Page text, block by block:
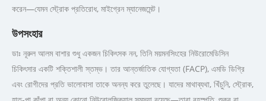
করেন—যেমন স্ট্রোক প্রতিরোধ, মাইগ্রেন ম্যানেজমেন্ট।
উপসংহার
ডাঃ নূরুল আলম বাশার শুধু একজন চিকিৎসক নন, তিনি ময়মনসিংহের নিউরোমেডিসিন
চিকিৎসার একটি শক্তিশালী স্তম্ভ। তার আন্তর্জাতিক যোগ্যতা (FACP), এমডি ডিগ্রি
এবং রোগীদের প্রতি ভালোবাসা তাকে অনন্য করে তুলেছে। যাদের মাথাব্যথা, খিঁচুনি, স্ট্রোক,